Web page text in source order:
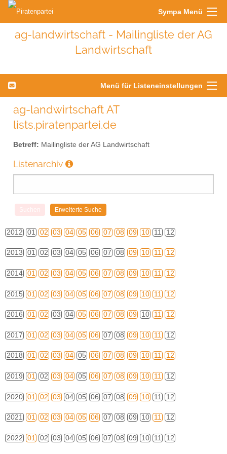
Sympa Menü
ag-landwirtschaft - Mailingliste der AG
Landwirtschaft
Menü für Listeneinstellungen
ag-landwirtschaft AT
lists.piratenpartei.de
Betreff: Mailingliste der AG Landwirtschaft
Listenarchiv
2012 01 02 03 04 05 06 07 08 09 10 11 12
2013 01 02 03 04 05 06 07 08 09 10 11 12
2014 01 02 03 04 05 06 07 08 09 10 11 12
2015 01 02 03 04 05 06 07 08 09 10 11 12
2016 01 02 03 04 05 06 07 08 09 10 11 12
2017 01 02 03 04 05 06 07 08 09 10 11 12
2018 01 02 03 04 05 06 07 08 09 10 11 12
2019 01 02 03 04 05 06 07 08 09 10 11 12
2020 01 02 03 04 05 06 07 08 09 10 11 12
2021 01 02 03 04 05 06 07 08 09 10 11 12
2022 01 02 03 04 05 06 07 08 09 10 11 12